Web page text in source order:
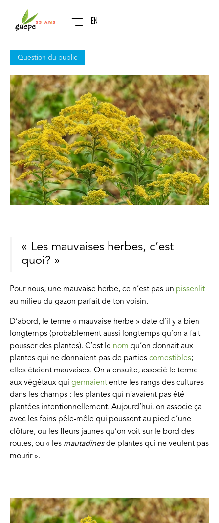
EN
Question du public
« Les mauvaises herbes, c’est
quoi? »
Pour nous, une mauvaise herbe, ce n’est pas un pissenlit
au milieu du gazon parfait de ton voisin.
D’abord, le terme « mauvaise herbe » date d’il y a bien
longtemps (probablement aussi longtemps qu’on a fait
pousser des plantes). C’est le nom qu’on donnait aux
plantes qui ne donnaient pas de parties comestibles;
elles étaient mauvaises. On a ensuite, associé le terme
aux végétaux qui germaient entre les rangs des cultures
dans les champs : les plantes qui n’avaient pas été
plantées intentionnellement. Aujourd’hui, on associe ça
avec les foins pêle-mêle qui poussent au pied d’une
clôture, ou les fleurs jaunes qu’on voit sur le bord des
routes, ou « les mautadinesde plantes qui ne veulent pas
mourir ».